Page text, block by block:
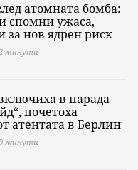
атомната бомба:
спомни ужаса,
за нов ядрен риск
минути
в парада
почетоха
атентата в Берлин
минути